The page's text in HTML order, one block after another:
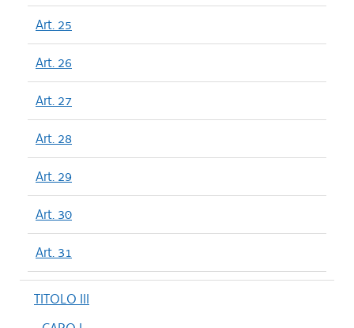
Art. 25
Art. 26
Art. 27
Art. 28
Art. 29
Art. 30
Art. 31
TITOLO III